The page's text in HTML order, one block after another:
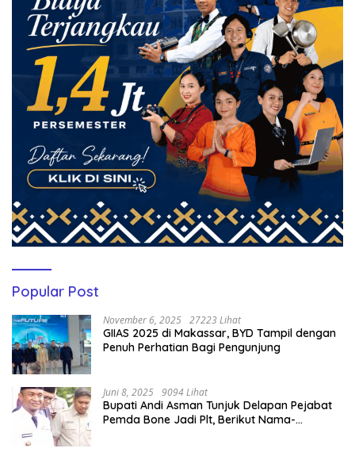
Popular Post
November 6, 2025 27223 Lihat
GIIAS 2025 di Makassar, BYD Tampil dengan
Penuh Perhatian Bagi Pengunjung
Juni 8, 2025 9094 Lihat
Bupati Andi Asman Tunjuk Delapan Pejabat
Pemda Bone Jadi Plt, Berikut Nama-